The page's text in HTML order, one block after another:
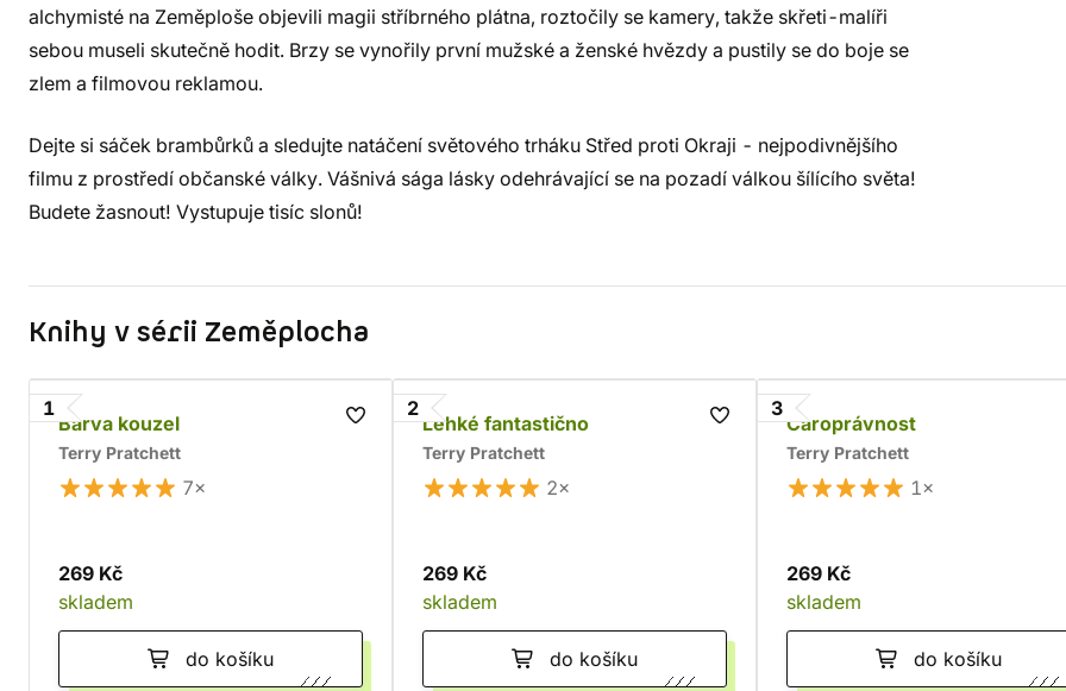
alchymisté na Zeměploše objevili magii stříbrného plátna, roztočily se kamery, takže skřeti-malíři
sebou museli skutečně hodit. Brzy se vynořily první mužské a ženské hvězdy a pustily se do boje se
zlem a filmovou reklamou.
Dejte si sáček brambůrků a sledujte natáčení světového trháku Střed proti Okraji - nejpodivnějšího
filmu z prostředí občanské války. Vášnivá sága lásky odehrávající se na pozadí válkou šílícího světa!
Budete žasnout! Vystupuje tisíc slonů!
Knihy v sérii Zeměplocha
1
Barva kouzel
Terry Pratchett
7×
269 Kč
skladem
do košíku
2
Lehké fantastično
Terry Pratchett
2×
269 Kč
skladem
do košíku
3
Čaroprávnost
Terry Pratchett
1×
269 Kč
skladem
do košíku